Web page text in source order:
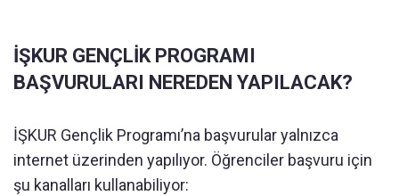
İŞKUR GENÇLİK PROGRAMI
BAŞVURULARI NEREDEN YAPILACAK?
İŞKUR Gençlik Programı’na başvurular yalnızca
internet üzerinden yapılıyor. Öğrenciler başvuru için
şu kanalları kullanabiliyor: